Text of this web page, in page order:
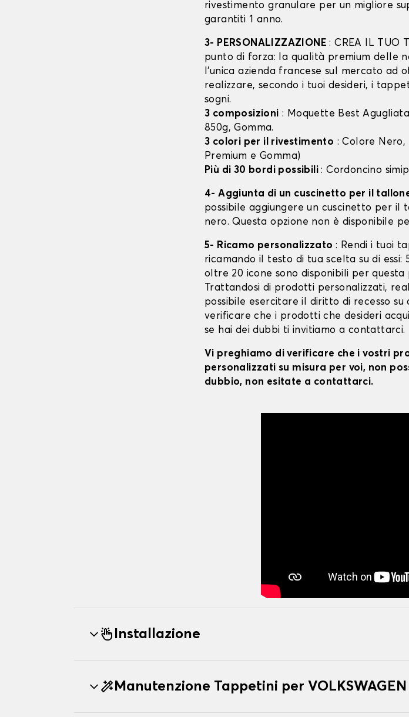
rivestimento granulare per un migliore
garantiti 1 anno.
3- PERSONALIZZAZIONE: CREA IL TUO
punto di forza: la qualità premium delle
l’unica azienda francese sul mercato
realizzare, secondo i tuoi desideri, i
sogni.
3 composizioni : Moquette Best
850g, Gomma.
3 colori per il rivestimento : Colore Nero,
Premium e Gomma)
Più di 30 bordi possibili: Cordoncino
4- Aggiunta di un cuscinetto per il
possibile aggiungere un cuscinetto per il
nero. Questa opzione non è disponibile
5- Ricamo personalizzato : Rendi i tuoi
ricamando il testo di tua scelta su di
oltre 20 icone sono disponibili per questa
Trattandosi di prodotti personalizzati,
possibile esercitare il diritto di recesso su
verificare che i prodotti che desideri
se hai dei dubbi ti invitiamo a contattarci.
Vi preghiamo di verificare che i vostri
personalizzati su misura per voi, non
dubbio, non esitate a contattarci.
Installazione
Manutenzione Tappetini per VOLKSWAGEN